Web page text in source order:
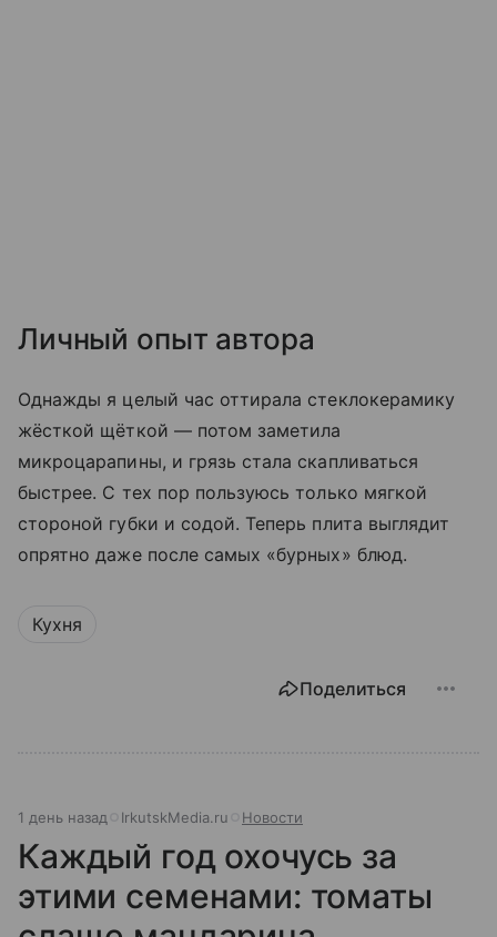
Личный опыт автора
Однажды я целый час оттирала стеклокерамику
жёсткой щёткой — потом заметила
микроцарапины, и грязь стала скапливаться
быстрее. С тех пор пользуюсь только мягкой
стороной губки и содой. Теперь плита выглядит
опрятно даже после самых «бурных» блюд.
Кухня
Поделиться
1 день назад IrkutskMedia.ru Новости
Каждый год охочусь за
этими семенами: томаты